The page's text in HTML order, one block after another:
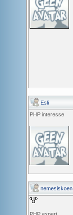
Esli
PHP interesse
nemesiskoen